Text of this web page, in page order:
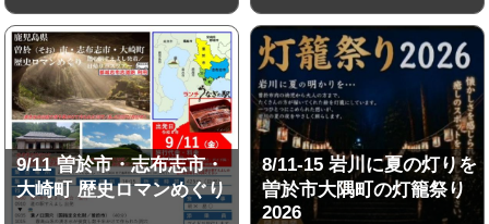
9/11 曽於市・志布志市・
大崎町 歴史ロマンめぐり
8/11-15 岩川に夏の灯りを
曽於市大隅町の灯籠祭り
2026